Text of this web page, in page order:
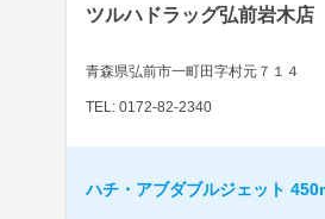
ツルハドラッグ弘前岩木店
青森県弘前市一町田字村元７１４
TEL: 0172-82-2340
ハチ・アブダブルジェット